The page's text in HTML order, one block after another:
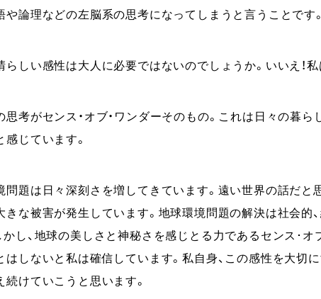
や論理などの左脳系の思考になってしまうと⾔うことです。
らしい感性は⼤⼈に必要ではないのでしょうか。いいえ！
思考がセンス・オブ・ワンダーそのもの。これは日々の暮
じています。
問題は日々深刻さを増してきています。遠い世界の話だ
きな被害が発生しています。地球環境問題の解決は社会
かし、地球の美しさと神秘さを感じとる力であるセンス･
はしないと私は確信しています。私自身、この感性を大切
続けていこうと思います。